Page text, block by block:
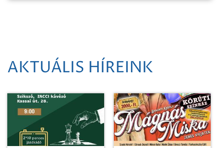
AKTUÁLIS HÍREINK